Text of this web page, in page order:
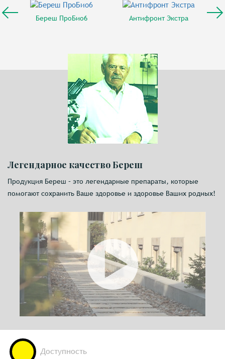
Береш ПроБио6 Антифронт Экстра
Легендарное качество Береш
Продукция Береш – это легендарные препараты, которые
помогают сохранить Ваше здоровье и здоровье Ваших родных!
Доступность